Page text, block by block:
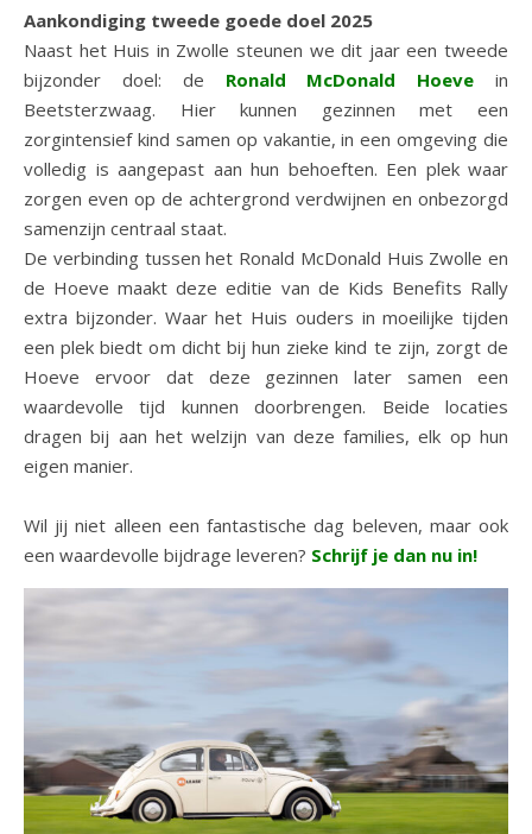
Aankondiging tweede goede doel 2025
Naast het Huis in Zwolle steunen we dit jaar een tweede
bijzonder doel: de Ronald McDonald Hoeve in
Beetsterzwaag. Hier kunnen gezinnen met een
zorgintensief kind samen op vakantie, in een omgeving die
volledig is aangepast aan hun behoeften. Een plek waar
zorgen even op de achtergrond verdwijnen en onbezorgd
samenzijn centraal staat.
De verbinding tussen het Ronald McDonald Huis Zwolle en
de Hoeve maakt deze editie van de Kids Benefits Rally
extra bijzonder. Waar het Huis ouders in moeilijke tijden
een plek biedt om dicht bij hun zieke kind te zijn, zorgt de
Hoeve ervoor dat deze gezinnen later samen een
waardevolle tijd kunnen doorbrengen. Beide locaties
dragen bij aan het welzijn van deze families, elk op hun
eigen manier.
Wil jij niet alleen een fantastische dag beleven, maar ook
een waardevolle bijdrage leveren? Schrijf je dan nu in!